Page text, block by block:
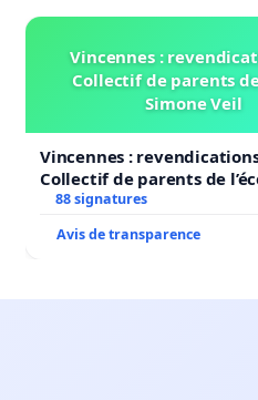
Vincennes :
Collectif de parents de
Simone Veil
Vincennes :
Collectif de parents de
Veil
88 signatures
Avis de transparence